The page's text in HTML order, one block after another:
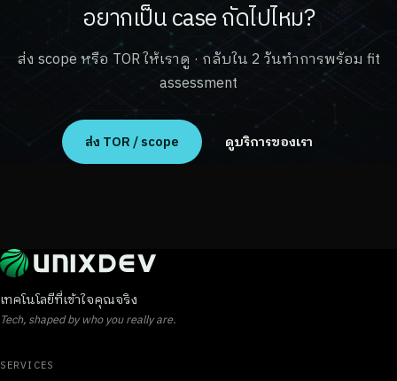
อยากเป็น case ถัดไปไหม?
ส่ง scope หรือ TOR ให้เราดู · กลับใน 2 วันทำการพร้อม fit
assessment
ส่ง TOR / scope ดูบริการของเรา
เทคโนโลยีที่เข้าใจคุณจริง
Tech, shaped by who you really are.
SERVICES